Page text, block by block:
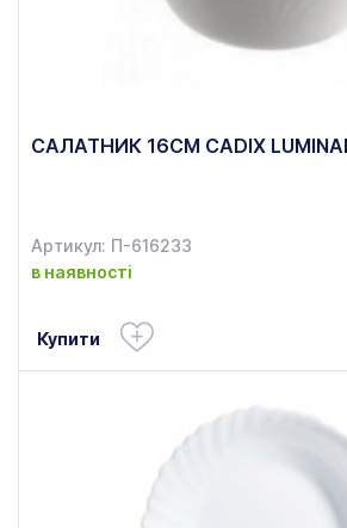
САЛАТНИК 16СМ CADIX
Артикул: П-616233
в наявності
Купити